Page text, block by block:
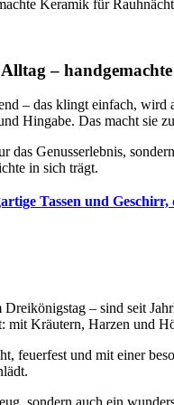
Keramik für
–
– das klingt einfach,
Hingabe. Das macht sie
das Genusserlebnis,
in sich trägt.
Tassen und
– sind seit
mit Kräutern, Harzen und
feuerfest und mit einer
sondern auch ein